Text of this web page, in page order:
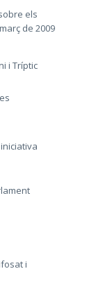
els
de 2009
i Tríptic
i